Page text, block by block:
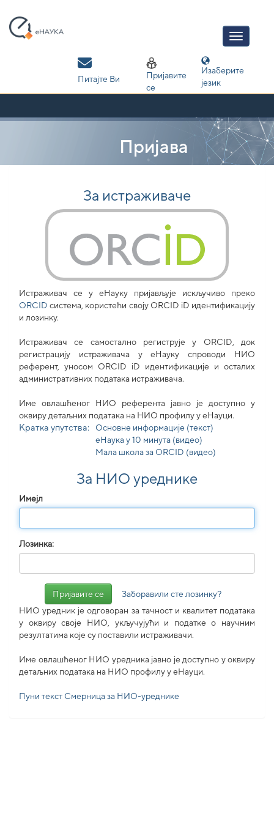
navigation
Питајте Ви
Пријавите
се
Изаберите
језик
Пријава
За истраживаче
Истраживач се у еНауку пријављује искључиво преко
ORCID система, користећи своjу ORCID iD идентификацију
и лозинку.
Истраживач се самостално региструје у ORCID, док
регистрацију истраживача у еНауку спроводи НИО
референт, уносом ORCID iD идентификације и осталих
административних података истраживача.
Име овлашћеног НИО референта јавно је доступно у
оквиру детаљних података на НИО профилу у еНауци.
Кратка упутства:
Основне информације (текст)
еНаука у 10 минута (видео)
Мала школа за ORCID (видео)
За НИО уреднике
Имејл
Лозинка:
Заборавили сте лозинку?
НИО уредник је одговоран за тачност и квалитет података
у оквиру своје НИО, укључујући и податке о научним
резултатима које су поставили истраживачи.
Име овлашћеног НИО уредника јавно је доступно у оквиру
детаљних података на НИО профилу у еНауци.
Пуни текст Смерница за НИО-уреднике